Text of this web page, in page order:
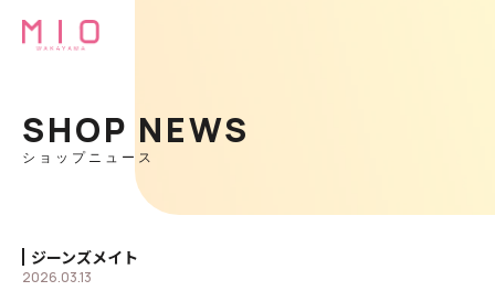
SHOP NEWS
ショップニュース
ジーンズメイト
2026.03.13